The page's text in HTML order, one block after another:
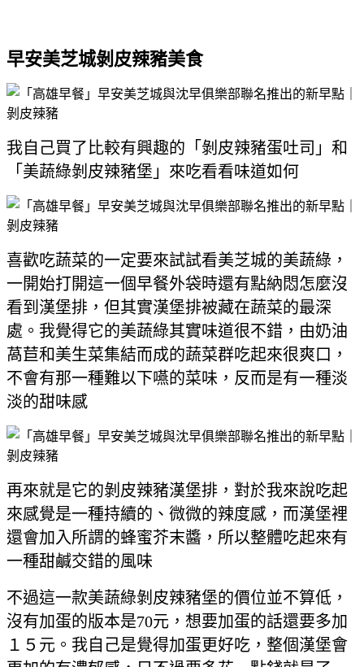
早安美芝城剝皮辣豬美食
我自己買了比較有興趣的「剝皮辣豬蛋吐司」和
「美蔬綠剝皮辣豬堡」來吃看看味道如何
喜歡吃蔬菜的一定要來試試看美芝城的美蔬綠，
一開始打開這一個早餐外袋時還有點納悶怎麼沒
看到漢堡排，但其實漢堡排被藏在蔬菜的最深
處。我覺得它的美蔬綠其實味道很不錯，由奶油
萵苣和美生菜集結而成的蔬菜群吃起來很爽口，
不會有那一種難以下嚥的菜味，反而是有一種淡
淡的甜味感
再來就是它的剝皮辣豬漢堡排，對於我來說吃起
來感覺是一種持續的、微微的辣度感，而漢堡裡
還會加入所謂的蜂蜜芥末醬，所以整體吃起來有
一種甜鹹交錯的風味
不過這一款美蔬綠剝皮辣豬堡的價位並不算低，
沒有加蛋的版本是70元，想要加蛋的話還要多加
１５元。我自己是覺得加蛋更好吃，整個漢堡會